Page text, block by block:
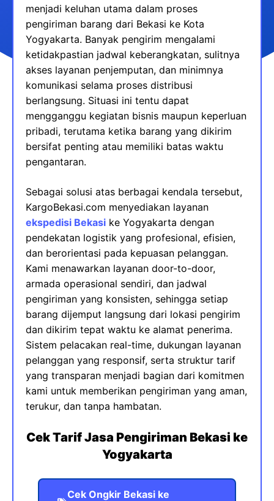
menjadi keluhan utama dalam proses
pengiriman barang dari Bekasi ke Kota
Yogyakarta. Banyak pengirim mengalami
ketidakpastian jadwal keberangkatan, sulitnya
akses layanan penjemputan, dan minimnya
komunikasi selama proses distribusi
berlangsung. Situasi ini tentu dapat
mengganggu kegiatan bisnis maupun keperluan
pribadi, terutama ketika barang yang dikirim
bersifat penting atau memiliki batas waktu
pengantaran.
Sebagai solusi atas berbagai kendala tersebut,
KargoBekasi.com menyediakan layanan
ekspedisi Bekasi ke Yogyakarta dengan
pendekatan logistik yang profesional, efisien,
dan berorientasi pada kepuasan pelanggan.
Kami menawarkan layanan door-to-door,
armada operasional sendiri, dan jadwal
pengiriman yang konsisten, sehingga setiap
barang dijemput langsung dari lokasi pengirim
dan dikirim tepat waktu ke alamat penerima.
Sistem pelacakan real-time, dukungan layanan
pelanggan yang responsif, serta struktur tarif
yang transparan menjadi bagian dari komitmen
kami untuk memberikan pengiriman yang aman,
terukur, dan tanpa hambatan.
Cek Tarif Jasa Pengiriman Bekasi ke
Yogyakarta
Cek Ongkir Bekasi ke